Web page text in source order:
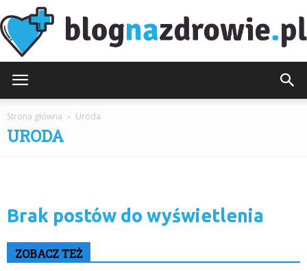
Strona główna Uroda
URODA
Brak postów do wyświetlenia
ZOBACZ TEŻ